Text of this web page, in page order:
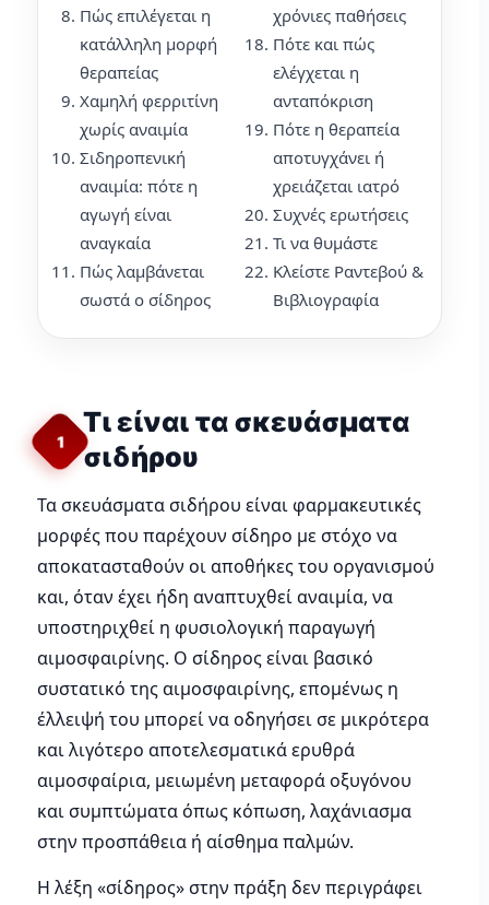
Πώς επιλέγεται η
κατάλληλη μορφή
θεραπείας
Χαμηλή φερριτίνη
χωρίς αναιμία
Σιδηροπενική
αναιμία: πότε η
αγωγή είναι
αναγκαία
Πώς λαμβάνεται
σωστά ο σίδηρος
χρόνιες παθήσεις
Πότε και πώς
ελέγχεται η
ανταπόκριση
Πότε η θεραπεία
αποτυγχάνει ή
χρειάζεται ιατρό
Συχνές ερωτήσεις
Τι να θυμάστε
Κλείστε Ραντεβού &
Βιβλιογραφία
1
Τι είναι τα σκευάσματα
σιδήρου
Τα σκευάσματα σιδήρου είναι φαρμακευτικές
μορφές που παρέχουν σίδηρο με στόχο να
αποκατασταθούν οι αποθήκες του οργανισμού
και, όταν έχει ήδη αναπτυχθεί αναιμία, να
υποστηριχθεί η φυσιολογική παραγωγή
αιμοσφαιρίνης. Ο σίδηρος είναι βασικό
συστατικό της αιμοσφαιρίνης, επομένως η
έλλειψή του μπορεί να οδηγήσει σε μικρότερα
και λιγότερο αποτελεσματικά ερυθρά
αιμοσφαίρια, μειωμένη μεταφορά οξυγόνου
και συμπτώματα όπως κόπωση, λαχάνιασμα
στην προσπάθεια ή αίσθημα παλμών.
Η λέξη «σίδηρος» στην πράξη δεν περιγράφει